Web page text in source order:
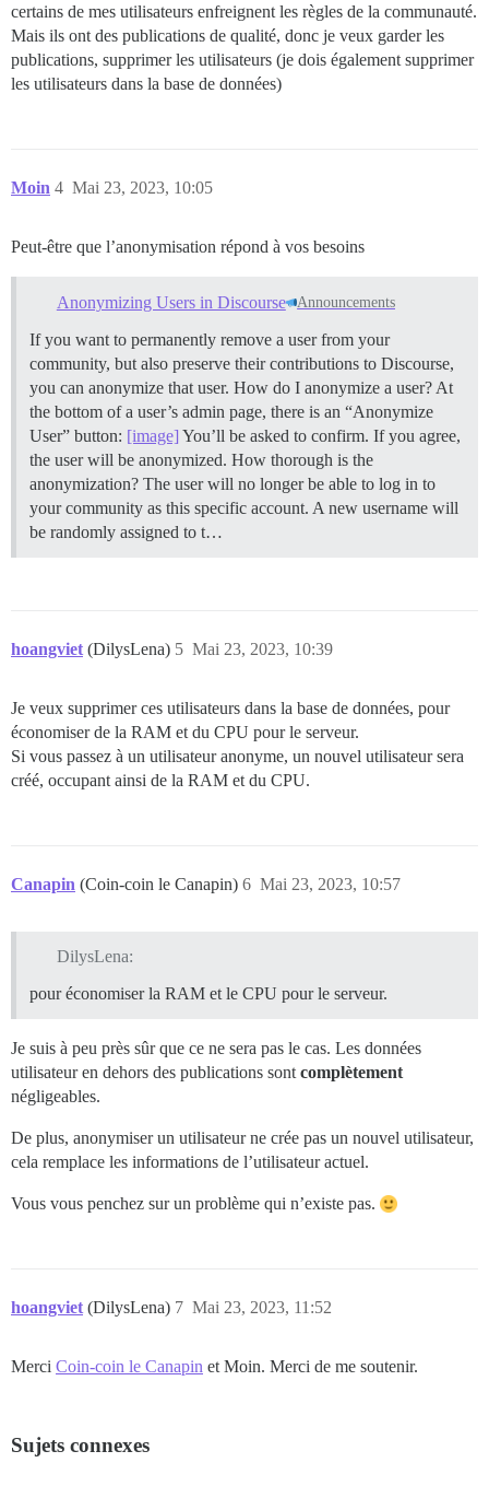
certains de mes utilisateurs enfreignent les règles de la communauté.
Mais ils ont des publications de qualité, donc je veux garder les
publications, supprimer les utilisateurs (je dois également supprimer
les utilisateurs dans la base de données)
Moin Mai 23, 2023, 10:05
4
Peut-être que l’anonymisation répond à vos besoins
Anonymizing Users in Discourse Announcements
If you want to permanently remove a user from your
community, but also preserve their contributions to Discourse,
you can anonymize that user. How do I anonymize a user? At
the bottom of a user’s admin page, there is an “Anonymize
User” button: [image] You’ll be asked to confirm. If you agree,
the user will be anonymized. How thorough is the
anonymization? The user will no longer be able to log in to
your community as this specific account. A new username will
be randomly assigned to t…
hoangviet (DilysLena) Mai 23, 2023, 10:39
5
Je veux supprimer ces utilisateurs dans la base de données, pour
économiser de la RAM et du CPU pour le serveur.
Si vous passez à un utilisateur anonyme, un nouvel utilisateur sera
créé, occupant ainsi de la RAM et du CPU.
Canapin (Coin-coin le Canapin) Mai 23, 2023, 10:57
6
DilysLena:
pour économiser la RAM et le CPU pour le serveur.
Je suis à peu près sûr que ce ne sera pas le cas. Les données
utilisateur en dehors des publications sont complètement
négligeables.
De plus, anonymiser un utilisateur ne crée pas un nouvel utilisateur,
cela remplace les informations de l’utilisateur actuel.
Vous vous penchez sur un problème qui n’existe pas.
hoangviet (DilysLena) Mai 23, 2023, 11:52
7
Merci Coin-coin le Canapin et Moin. Merci de me soutenir.
Sujets connexes